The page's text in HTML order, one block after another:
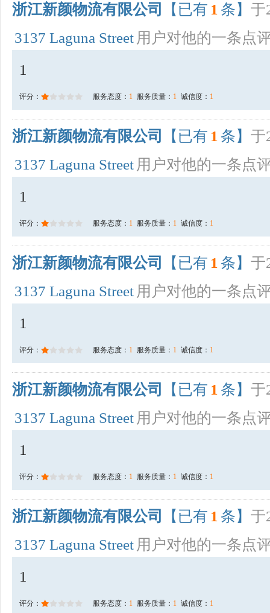
浙江新颜物流有限公司 【已有 1 条】 于
3137 Laguna Street 用户对他的一条点
1
评分： 服务态度： 1 服务质量： 1 诚信度： 1
浙江新颜物流有限公司 【已有 1 条】 于
3137 Laguna Street 用户对他的一条点
1
评分： 服务态度： 1 服务质量： 1 诚信度： 1
浙江新颜物流有限公司 【已有 1 条】 于
3137 Laguna Street 用户对他的一条点
1
评分： 服务态度： 1 服务质量： 1 诚信度： 1
浙江新颜物流有限公司 【已有 1 条】 于
3137 Laguna Street 用户对他的一条点
1
评分： 服务态度： 1 服务质量： 1 诚信度： 1
浙江新颜物流有限公司 【已有 1 条】 于
3137 Laguna Street 用户对他的一条点
1
评分： 服务态度： 1 服务质量： 1 诚信度： 1